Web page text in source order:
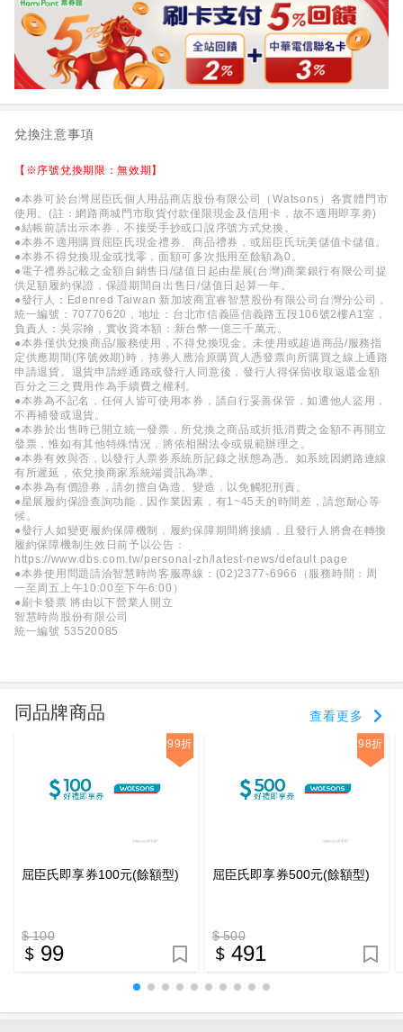
兌換注意事項
【※序號兌換期限：無效期】
●本券可於台灣屈臣氏個人用品商店股份有限公司（Watsons）各實體門市
使用。(註：網路商城門市取貨付款僅限現金及信用卡，故不適用即享劵)
●結帳前請出示本券，不接受手抄或口說序號方式兌換。
●本券不適用購買屈臣氏現金禮券、商品禮券，或屈臣氏玩美儲值卡儲值。
●本券不得兌換現金或找零，面額可多次抵用至餘額為0。
●電子禮券記載之金額自銷售日/儲值日起由星展(台灣)商業銀行有限公司提
供足額履約保證，保證期間自出售日/儲值日起算一年。
●發行人：Edenred Taiwan 新加坡商宜睿智慧股份有限公司台灣分公司，
統一編號：70770620，地址：台北市信義區信義路五段106號2樓A1室，
負責人：吳宗翰，實收資本額：新台幣一億三千萬元。
●本券僅供兌換商品/服務使用，不得兌換現金。未使用或超過商品/服務指
定供應期間(序號效期)時，持券人應洽原購買人憑發票向所購買之線上通路
申請退貨。退貨申請經通路或發行人同意後，發行人得保留收取返還金額
百分之三之費用作為手續費之權利。
●本券為不記名，任何人皆可使用本券，請自行妥善保管，如遭他人盜用，
不再補發或退貨。
●本券於出售時已開立統一發票，所兌換之商品或折抵消費之金額不再開立
發票，惟如有其他特殊情況，將依相關法令或規範辦理之。
●本券有效與否，以發行人票券系統所記錄之狀態為憑。如系統因網路連線
有所遲延，依兌換商家系統端資訊為準。
●本券為有價證券，請勿擅自偽造、變造，以免觸犯刑責。
●星展履約保證查詢功能，因作業因素，有1~45天的時間差，請您耐心等
候。
●發行人如變更履約保障機制，履約保障期間將接續，且發行人將會在轉換
履約保障機制生效日前予以公告：
https://www.dbs.com.tw/personal-zh/latest-news/default.page
●本券使用問題請洽智慧時尚客服專線：(02)2377-6966（服務時間：周
一至周五上午10:00至下午6:00）
●刷卡發票 將由以下營業人開立
智慧時尚股份有限公司
統一編號 53520085
同品牌商品 查看更多
99折
屈臣氏即享券100元(餘額型)
$ 100
99
98折
屈臣氏即享券500元(餘額型)
$ 500
491